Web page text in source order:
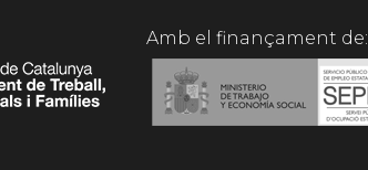
Amb el finançament de: